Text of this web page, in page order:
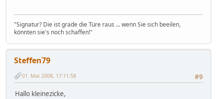
"Signatur? Die ist grade die Türe raus ... wenn Sie sich beeilen,
könnten sie's noch schaffen!"
Steffen79
#9
01. Mai 2008, 17:11:58
Hallo kleinezicke,